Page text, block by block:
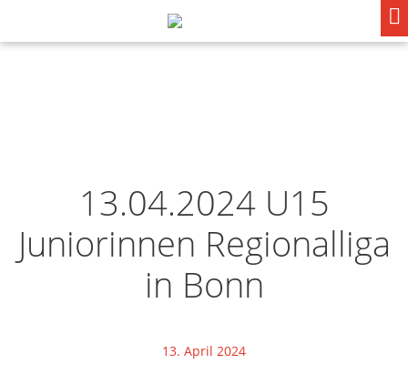
13.04.2024 U15
Juniorinnen Regionalliga
in Bonn
13. April 2024